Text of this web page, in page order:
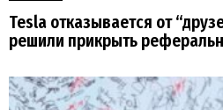
Tesla отказывается от
решили прикрыть